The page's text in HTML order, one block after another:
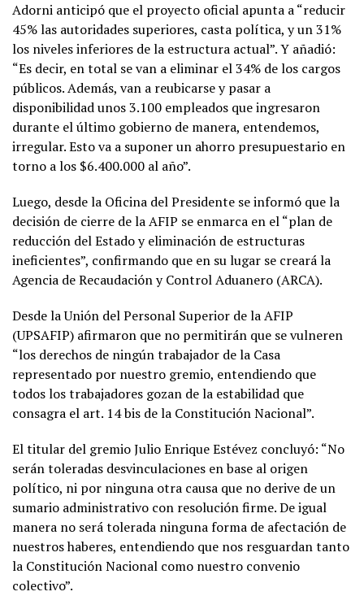
Adorni anticipó que el proyecto oficial apunta a “reducir
45% las autoridades superiores, casta política, y un 31%
los niveles inferiores de la estructura actual”. Y añadió:
“Es decir, en total se van a eliminar el 34% de los cargos
públicos. Además, van a reubicarse y pasar a
disponibilidad unos 3.100 empleados que ingresaron
durante el último gobierno de manera, entendemos,
irregular. Esto va a suponer un ahorro presupuestario en
torno a los $6.400.000 al año”.
Luego, desde la Oficina del Presidente se informó que la
decisión de cierre de la AFIP se enmarca en el “plan de
reducción del Estado y eliminación de estructuras
ineficientes”, confirmando que en su lugar se creará la
Agencia de Recaudación y Control Aduanero (ARCA).
Desde la Unión del Personal Superior de la AFIP
(UPSAFIP) afirmaron que no permitirán que se vulneren
“los derechos de ningún trabajador de la Casa
representado por nuestro gremio, entendiendo que
todos los trabajadores gozan de la estabilidad que
consagra el art. 14 bis de la Constitución Nacional”.
El titular del gremio Julio Enrique Estévez concluyó: “No
serán toleradas desvinculaciones en base al origen
político, ni por ninguna otra causa que no derive de un
sumario administrativo con resolución firme. De igual
manera no será tolerada ninguna forma de afectación de
nuestros haberes, entendiendo que nos resguardan tanto
la Constitución Nacional como nuestro convenio
colectivo”.